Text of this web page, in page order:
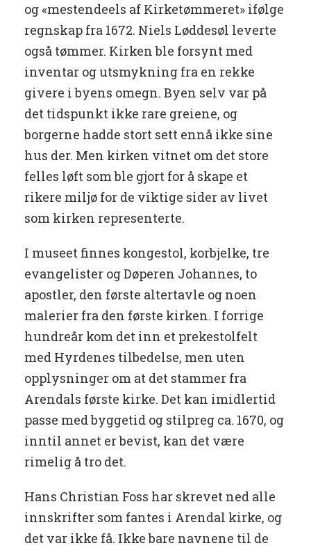
og «mestendeels af Kirketømmeret» ifølge
regnskap fra 1672. Niels Løddesøl leverte
også tømmer. Kirken ble forsynt med
inventar og utsmykning fra en rekke
givere i byens omegn. Byen selv var på
det tidspunkt ikke rare greiene, og
borgerne hadde stort sett ennå ikke sine
hus der. Men kirken vitnet om det store
felles løft som ble gjort for å skape et
rikere miljø for de viktige sider av livet
som kirken representerte.
I museet finnes kongestol, korbjelke, tre
evangelister og Døperen Johannes, to
apostler, den første altertavle og noen
malerier fra den første kirken. I forrige
hundreår kom det inn et prekestolfelt
med Hyrdenes tilbedelse, men uten
opplysninger om at det stammer fra
Arendals første kirke. Det kan imidlertid
passe med byggetid og stilpreg ca. 1670, og
inntil annet er bevist, kan det være
rimelig å tro det.
Hans Christian Foss har skrevet ned alle
innskrifter som fantes i Arendal kirke, og
det var ikke få. Ikke bare navnene til de